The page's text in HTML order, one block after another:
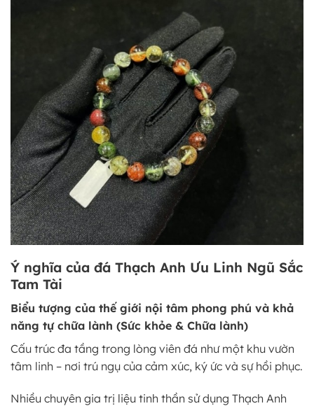
Ý nghĩa của đá Thạch Anh Ưu Linh Ngũ Sắc
Tam Tài
Biểu tượng của thế giới nội tâm phong phú và khả
năng tự chữa lành (Sức khỏe & Chữa lành)
Cấu trúc đa tầng trong lòng viên đá như một khu vườn
tâm linh – nơi trú ngụ của cảm xúc, ký ức và sự hồi phục.
Nhiều chuyên gia trị liệu tinh thần sử dụng Thạch Anh